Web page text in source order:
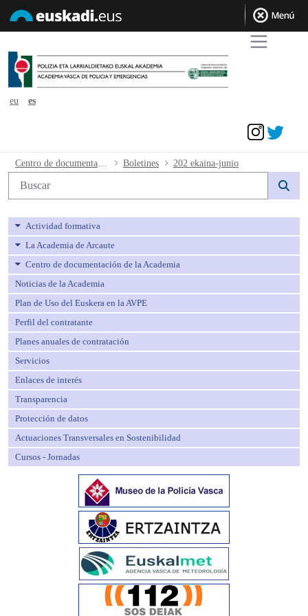
eu
es
202 ekaina-junio - avpe
Boletines 202 ekaina-junio
Búsqueda web
Actividad formativa
La Academia de Arcaute
Centro de documentación de la Academia
Noticias de la Academia
Plan de Uso del Euskera en la AVPE
Perfil del contratante
Planes anuales de contratación
Servicios
Enlaces de interés
Transparencia
Protección de datos
Actuaciones Transversales en Sostenibilidad
Cursos - Jornadas